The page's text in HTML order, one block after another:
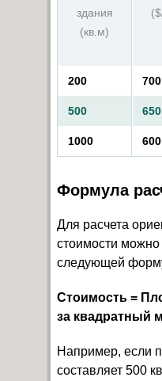
здания
(кв.м)
200 700
500 650
1000 600
Формула
Для расчета
стоимости можно
следующей
Стоимость =
за квадратный
Например, если
составляет 500